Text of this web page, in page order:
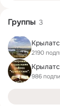
Группы 3
2190
986